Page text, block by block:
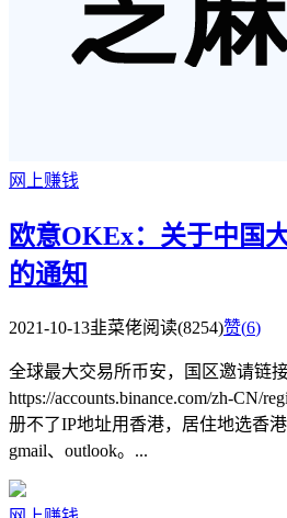
网上赚钱
欧意OKEx：关于中国
的通知
2021-10-13韭菜佬阅读(8254)赞(6)
全球最大交易所币安，国区邀请链接
https://accounts.binance.com/zh-CN/
册不了IP地址用香港，居住地选香
gmail、outlook。...